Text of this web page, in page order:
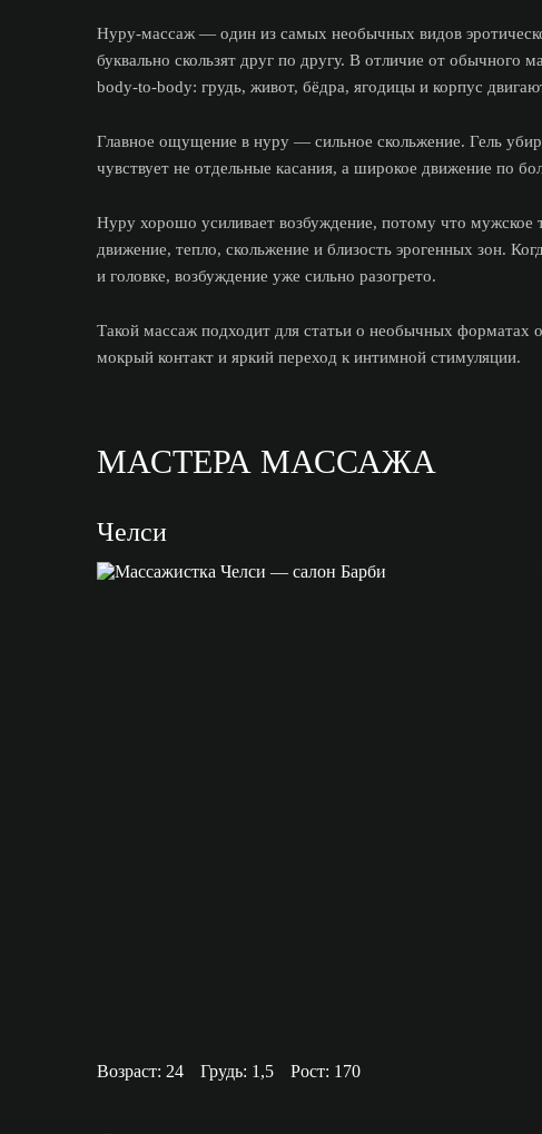
Нуру-массаж — один из самых необычных видов
буквально скользят друг по другу. В отличие от обычного
body-to-body: грудь, живот, бёдра, ягодицы и корпус
Главное ощущение в нуру — сильное скольжение. Гель
чувствует не отдельные касания, а широкое движение по
Нуру хорошо усиливает возбуждение, потому что мужское
движение, тепло, скольжение и близость эрогенных зон.
и головке, возбуждение уже сильно разогрето.
Такой массаж подходит для статьи о необычных форматах
мокрый контакт и яркий переход к интимной стимуляции.
МАСТЕРА МАССАЖА
Челси
Возраст: 24 Грудь: 1,5 Рост: 170